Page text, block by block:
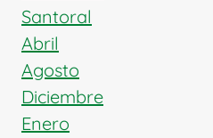
Santoral
Abril
Agosto
Diciembre
Enero